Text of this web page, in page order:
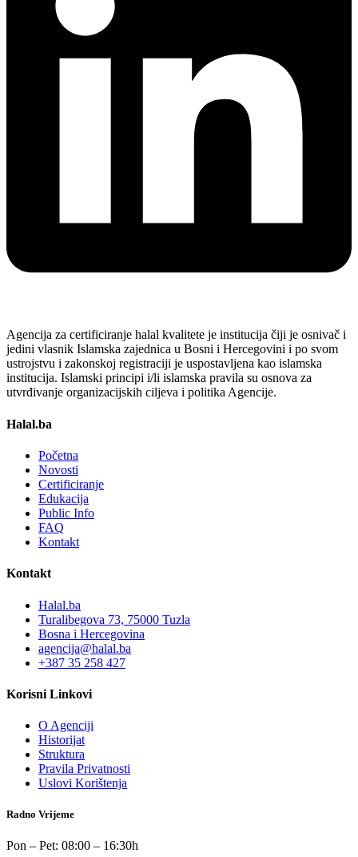
Agencija za certificiranje halal kvalitete je institucija čiji je osnivač i
jedini vlasnik Islamska zajednica u Bosni i Hercegovini i po svom
ustrojstvu i zakonskoj registraciji je uspostavljena kao islamska
institucija. Islamski principi i/li islamska pravila su osnova za
utvrđivanje organizacijskih ciljeva i politika Agencije.
Halal.ba
Početna
Novosti
Certificiranje
Edukacija
Public Info
FAQ
Kontakt
Kontakt
Halal.ba
Turalibegova 73, 75000 Tuzla
Bosna i Hercegovina
agencija@halal.ba
+387 35 258 427
Korisni Linkovi
O Agenciji
Historijat
Struktura
Pravila Privatnosti
Uslovi Korištenja
Radno Vrijeme
Pon – Pet: 08:00 – 16:30h